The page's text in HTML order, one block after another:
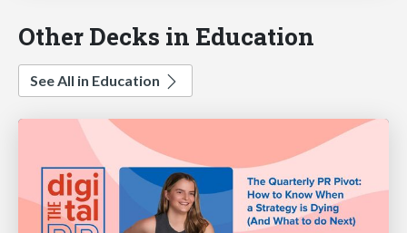
Other Decks in Education
See All in Education